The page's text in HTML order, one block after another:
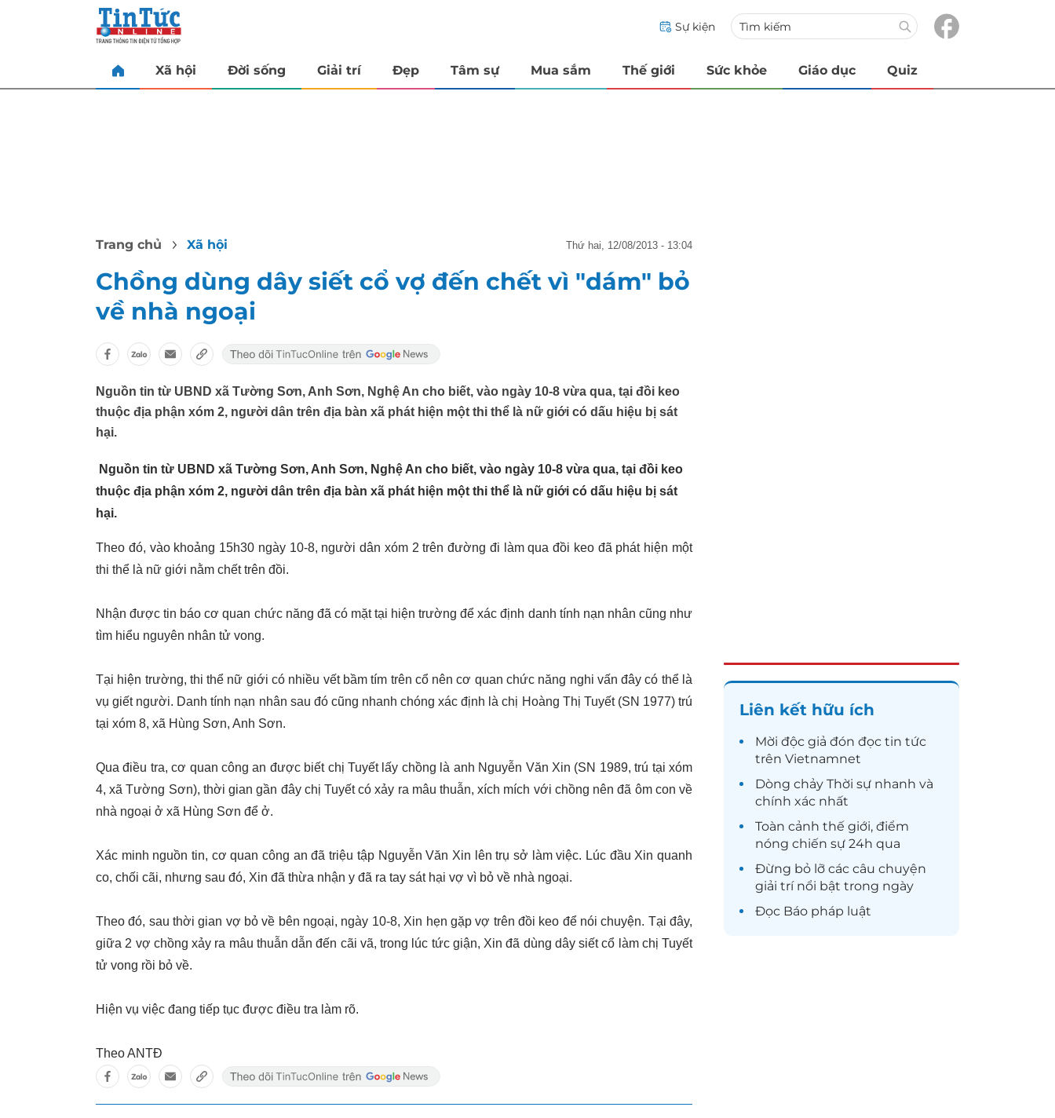
Sự kiện
Xã hội Đời sống Giải trí Đẹp Tâm sự Mua sắm Thế giới Sức khỏe Giáo dục Quiz
Trang chủ Xã hội thứ hai, 12/08/2013 - 13:04
Chồng dùng dây siết cổ vợ đến chết vì "dám" bỏ
về nhà ngoại
Nguồn tin từ UBND xã Tường Sơn, Anh Sơn, Nghệ An cho biết, vào ngày 10-8 vừa qua, tại đồi keo
thuộc địa phận xóm 2, người dân trên địa bàn xã phát hiện một thi thể là nữ giới có dấu hiệu bị sát
hại.
Nguồn tin từ UBND xã Tường Sơn, Anh Sơn, Nghệ An cho biết, vào ngày 10-8 vừa qua, tại đồi keo
thuộc địa phận xóm 2, người dân trên địa bàn xã phát hiện một thi thể là nữ giới có dấu hiệu bị sát
hại.
Theo đó, vào khoảng 15h30 ngày 10-8, người dân xóm 2 trên đường đi làm qua đồi keo đã phát hiện một
thi thể là nữ giới nằm chết trên đồi.
Nhận được tin báo cơ quan chức năng đã có mặt tại hiện trường để xác định danh tính nạn nhân cũng như
tìm hiểu nguyên nhân tử vong.
Tại hiện trường, thi thể nữ giới có nhiều vết bầm tím trên cổ nên cơ quan chức năng nghi vấn đây có thể là
vụ giết người. Danh tính nạn nhân sau đó cũng nhanh chóng xác định là chị Hoàng Thị Tuyết (SN 1977) trú
tại xóm 8, xã Hùng Sơn, Anh Sơn.
Qua điều tra, cơ quan công an được biết chị Tuyết lấy chồng là anh Nguyễn Văn Xin (SN 1989, trú tại xóm
4, xã Tường Sơn), thời gian gần đây chị Tuyết có xảy ra mâu thuẫn, xích mích với chồng nên đã ôm con về
nhà ngoại ở xã Hùng Sơn để ở.
Xác minh nguồn tin, cơ quan công an đã triệu tập Nguyễn Văn Xin lên trụ sở làm việc. Lúc đầu Xin quanh
co, chối cãi, nhưng sau đó, Xin đã thừa nhận y đã ra tay sát hại vợ vì bỏ về nhà ngoại.
Theo đó, sau thời gian vợ bỏ về bên ngoại, ngày 10-8, Xin hẹn gặp vợ trên đồi keo để nói chuyện. Tại đây,
giữa 2 vợ chồng xảy ra mâu thuẫn dẫn đến cãi vã, trong lúc tức giận, Xin đã dùng dây siết cổ làm chị Tuyết
tử vong rồi bỏ về.
Hiện vụ việc đang tiếp tục được điều tra làm rõ.
Theo ANTĐ
Liên kết hữu ích
Mời độc giả đón đọc tin tức
trên Vietnamnet
Dòng chảy Thời sự nhanh và
chính xác nhất
Toàn cảnh thế giới, điểm
nóng chiến sự 24h qua
Đừng bỏ lỡ các câu chuyện
giải trínổi bật trong ngày
Đọc Báo pháp luật